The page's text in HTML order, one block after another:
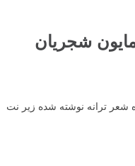
شجریان
شعر ترانه نوشته شده زیر نت